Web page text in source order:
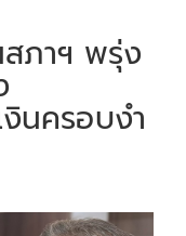
สภาฯ พรุ่ง
นครอบงำ